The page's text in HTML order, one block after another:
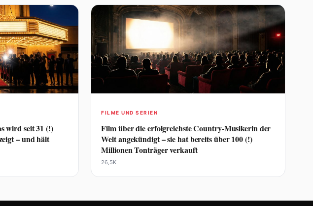
wird seit 31 (!)
– und hält
FILME UND SERIEN
Film über die erfolgreichste Country-Musikerin der
Welt angekündigt – sie hat bereits über 100 (!)
Millionen Tonträger verkauft
26,5K